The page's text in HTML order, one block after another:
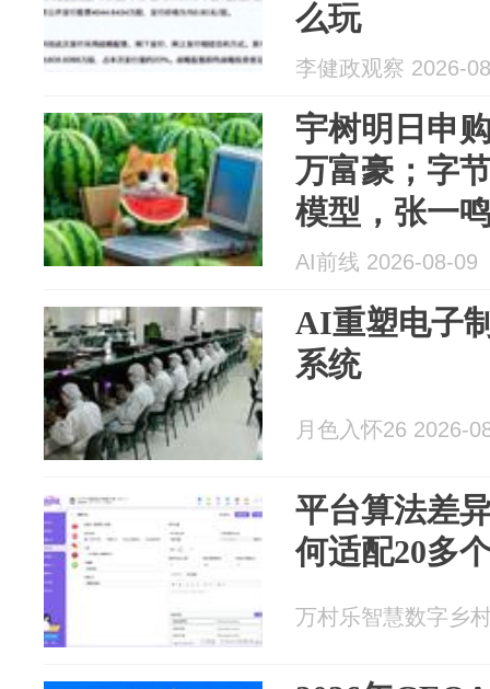
么玩
李健政观察 2026-
宇树明日申
万富豪；字
模型，张一
管理层被裁
那么多岗｜
AI前线 2026-08-09
AI重塑电子
系统
月色入怀26 2026-
平台算法差
何适配20多
万村乐智慧数字乡